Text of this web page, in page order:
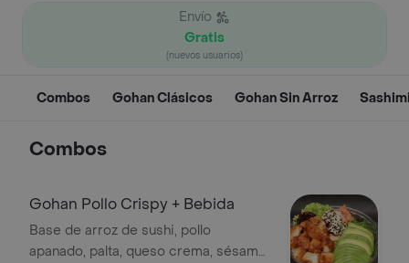
Envío
Gratis
(nuevos usuarios)
Combos Gohan Clásicos Gohan Sin Arroz
Combos
Gohan Pollo Crispy + Bebida
Base de arroz de sushi, pollo
apanado, palta, queso crema, sésamo